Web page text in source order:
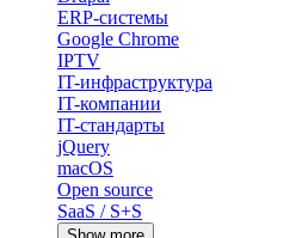
ERP-системы
Google Chrome
IPTV
IT-инфраструктура
IT-компании
IT-стандарты
jQuery
macOS
Open source
SaaS / S+S